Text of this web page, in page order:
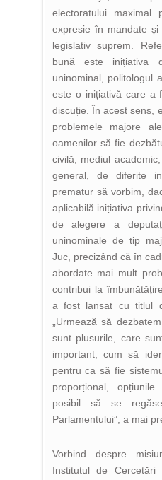
electoratului maximal
expresie în mandate
legislativ suprem.
bună este
uninominal, politologul
este o inițiativă care a
discuție. În acest sens,
problemele majore
oamenilor să fie
civilă, mediul
general, de diferite
prematur să vorbim,
aplicabilă inițiativa
de alegere a
uninominale de tip
Juc, precizând că în
abordate mai mult
contribui la
a fost lansat cu titlul
„Urmează să
sunt plusurile, care
important, cum să
pentru ca să fie
proporțional,
posibil să se
Parlamentului”, a mai
Vorbind despre
Institutul de